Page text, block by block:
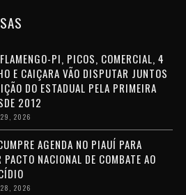
PI, PICOS, COMERCIAL, 4
E CAIÇARA VÃO DISPUTAR JUNTOS
DO ESTADUAL PELA PRIMEIRA
2012
29, 2026
AGENDA NO PIAUÍ PARA
PACTO NACIONAL DE COMBATE AO
28, 2026